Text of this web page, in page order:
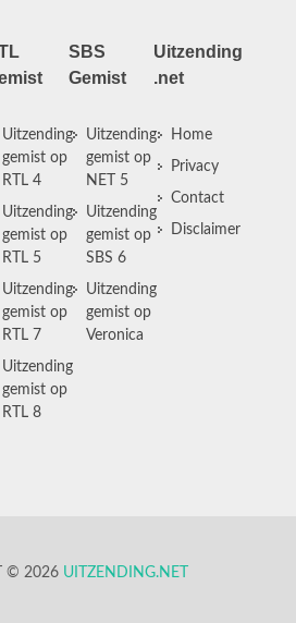
Uitzending
gemist op
RTL 4
Uitzending
gemist op
RTL 5
Uitzending
gemist op
RTL 7
Uitzending
gemist op
RTL 8
SBS
Gemist
Uitzending
gemist op
NET 5
Uitzending
gemist op
SBS 6
Uitzending
gemist op
Veronica
Uitzending
.net
Home
Privacy
Contact
Disclaimer
© 2026 UITZENDING.NET